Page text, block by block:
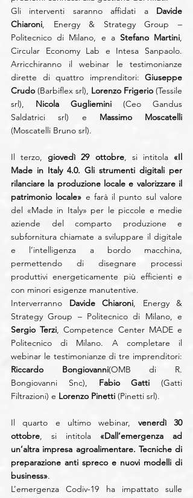
Gli interventi saranno affidati a Davide
Chiaroni, Energy & Strategy Group –
Politecnico di Milano, e a Stefano Martini,
Circular Economy Lab e Intesa Sanpaolo.
Arricchiranno il webinar le testimonianze
dirette di quattro imprenditori: Giuseppe
Crudo (Barbiflex srl), Lorenzo Frigerio (Tessile
srl), Nicola Gugliemini (Ceo Gandus
Saldatrici srl) e Massimo Moscatelli
(Moscatelli Bruno srl).
Il terzo, giovedì 29 ottobre, si intitola «Il
Made in Italy 4.0. Gli strumenti digitali per
rilanciare la produzione locale e valorizzare il
patrimonio locale» e farà il punto sul valore
del «Made in Italy» per le piccole e medie
aziende del comparto produzione e
subfornitura chiamate a sviluppare il digitale
e l’intelligenza a bordo macchina,
permettendo di disegnare processi
produttivi energeticamente più efficienti e
con minori esigenze manutentive.
Interverranno Davide Chiaroni, Energy &
Sergio Terzi, Competence Center MADE e
Politecnico di Milano. A completare il
Riccardo Bongiovanni(OMB di R.
Bongiovanni Snc), Fabio Gatti (Gatti
Filtrazioni) e Lorenzo Pinetti (Pinetti srl).
Il quarto e ultimo webinar, venerdì 30
ottobre, si intitola «Dall’emergenza ad
un’altra impresa agroalimentare. Tecniche di
preparazione anti spreco e nuovi modelli di
business».
L’emergenza Codiv-19 ha impattato sulle